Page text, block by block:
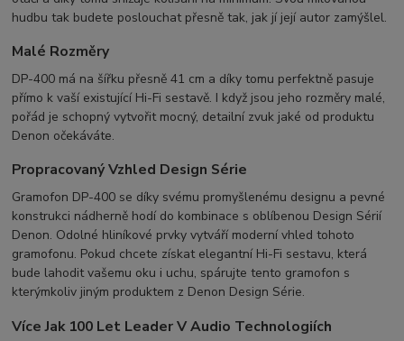
hudbu tak budete poslouchat přesně tak, jak jí její autor zamýšlel.
Malé Rozměry
DP-400 má na šířku přesně 41 cm a díky tomu perfektně pasuje
přímo k vaší existující Hi-Fi sestavě. I když jsou jeho rozměry malé,
pořád je schopný vytvořit mocný, detailní zvuk jaké od produktu
Denon očekáváte.
Propracovaný Vzhled Design Série
Gramofon DP-400 se díky svému promyšlenému designu a pevné
konstrukci nádherně hodí do kombinace s oblíbenou Design Sérií
Denon. Odolné hliníkové prvky vytváří moderní vhled tohoto
gramofonu. Pokud chcete získat elegantní Hi-Fi sestavu, která
bude lahodit vašemu oku i uchu, spárujte tento gramofon s
kterýmkoliv jiným produktem z Denon Design Série.
Více Jak 100 Let Leader V Audio Technologiích